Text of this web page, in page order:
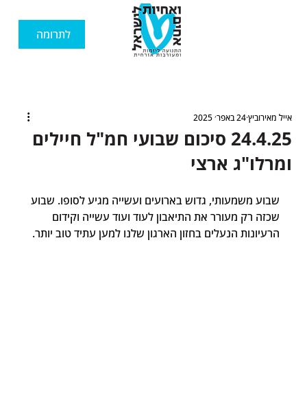
לתרומה
24.4.25 סיכום שבועי חמ"ל חיילים
ומרלו"ג ארצי
אייל מאירוביץ24 באפר׳ 2025
שבוע משמעותי, גדוש בארועים ועשייה מגיע לסופו. שבוע
שכזה רק מעורר את התיאבון לעוד ועוד עשייה וקידום
הרעיונות הנעלים בחזון הארגון שלנו למען עתיד טוב יותר.